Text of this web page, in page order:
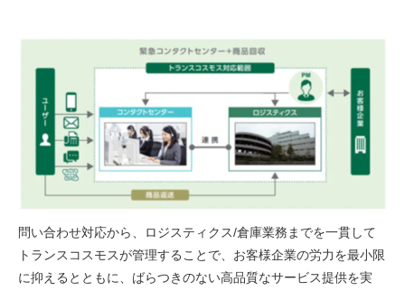
問い合わせ対応から、ロジスティクス/倉庫業務までを一貫して
トランスコスモスが管理することで、お客様企業の労力を最小限
に抑えるとともに、ばらつきのない高品質なサービス提供を実